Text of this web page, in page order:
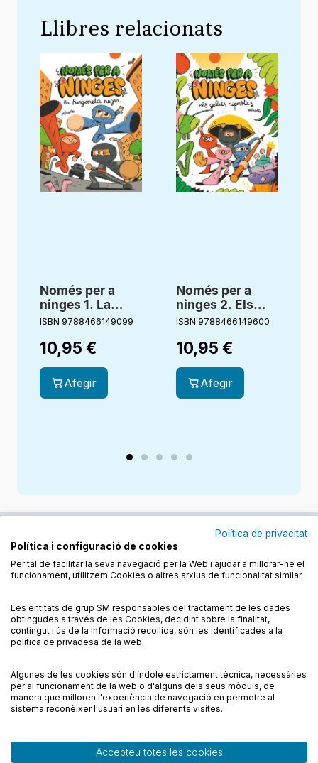
Llibres relacionats
Només per a
ninges 1. La
furgoneta negra
ISBN 9788466149099
10,95 €
Afegir
Només per a
ninges 2. Els
gelats hipnòtics
ISBN 9788466149600
10,95 €
Afegir
Condicions de compra
Condicions d’ús
Política de cookies
Política de privadesa
FAQs
© CESMA/PPC – Tots els drets reservats
Política de privacitat
Política i configuració de cookies
Per tal de facilitar la seva navegació per la Web i ajudar a millorar-ne el
funcionament, utilitzem Cookies o altres arxius de funcionalitat similar.
Les entitats de grup SM responsables del tractament de les dades
obtingudes a través de les Cookies, decidint sobre la finalitat,
contingut i ús de la informació recollida, són les identificades a la
política de privadesa de la web.
Algunes de les cookies són d'índole estrictament tècnica, necessàries
per al funcionament de la web o d'alguns dels seus mòduls, de
manera que milloren l'experiència de navegació en permetre al
sistema reconèixer l'usuari en les diferents visites.
Accepteu totes les cookies